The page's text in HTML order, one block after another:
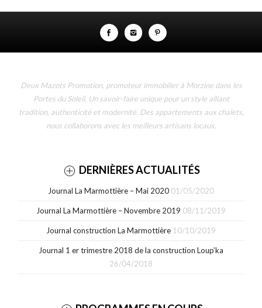
Deux Mazots Promotion, promoteur immobilier à Morzine dans les
Portes du Soleil. Un savoir-faire unique pour un style alliant
tradition, authenticité et modernité. Des appartements aux chalets,
nous collaborons avec les meilleurs artisans locaux.
DERNIÈRES ACTUALITÉS
Journal La Marmottière – Mai 2020 01/05/2020
Journal La Marmottière – Novembre 2019 08/11/2019
Journal construction La Marmottière 10/10/2019
Journal 1 er trimestre 2018 de la construction Loup’ka
26/04/2018